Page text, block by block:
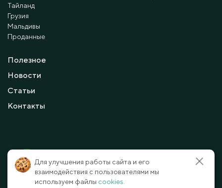
Тайланд
Грузия
Мальдивы
Проданные
Полезное
Новости
Статьи
Контакты
официальный сайт.
Все права защищены.
Для улучшения работы сайта и его
взаимодействия с пользователями мы
используем файлы cookies.